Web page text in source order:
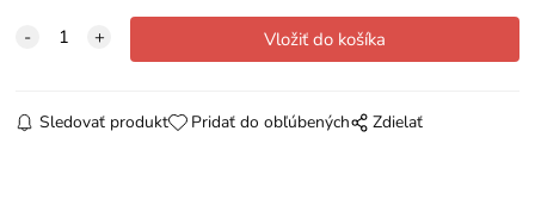
Sledovať produkt Pridať do obľúbených Zdielať